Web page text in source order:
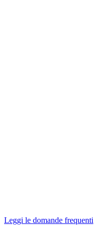
Leggi le domande frequenti